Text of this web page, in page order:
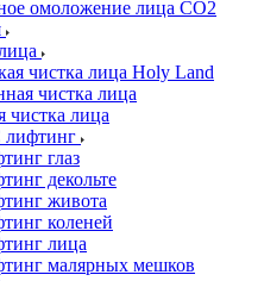
омоложение лица СО2
чистка лица Holy Land
чистка лица
чистка лица
глаз
декольте
живота
коленей
лица
малярных мешков